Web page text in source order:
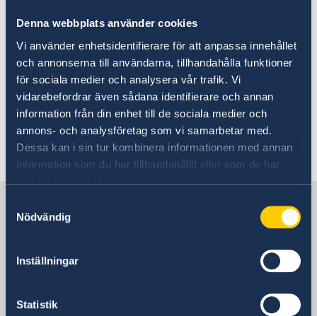
Denna webbplats använder cookies
Vi använder enhetsidentifierare för att anpassa innehållet
och annonserna till användarna, tillhandahålla funktioner
för sociala medier och analysera vår trafik. Vi
vidarebefordrar även sådana identifierare och annan
information från din enhet till de sociala medier och
annons- och analysföretag som vi samarbetar med.
Dessa kan i sin tur kombinera informationen med annan
information som du har tillhandahållit eller som de har
samlat in när du har använt deras tjänster.
Nödvändig
Inställningar
Statistik
2003-2007 - Gun-Britt Andersson
2007-2011 - Mats Ringborg
2011-2013 - Anders Ahnlid
2014-2018 - Annika Markovic
2018-2023 - Anna Brandt
2023- Helena Sångeland
Dernière mise à jour 05 sept. 2018, 09.10
La Délégation de la Suède auprès
de l’OCDE et de l’UNESCO
La Délégation de la Suède auprès de